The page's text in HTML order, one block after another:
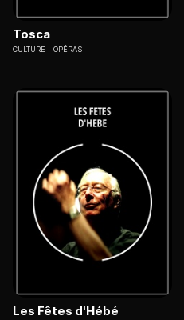
Tosca
CULTURE OPÉRAS
Les Fêtes d'Hébé